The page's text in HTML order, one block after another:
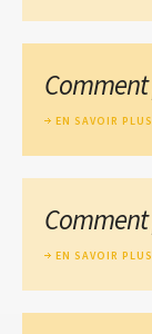
EN SAVOIR PLUS
EN SAVOIR PLUS